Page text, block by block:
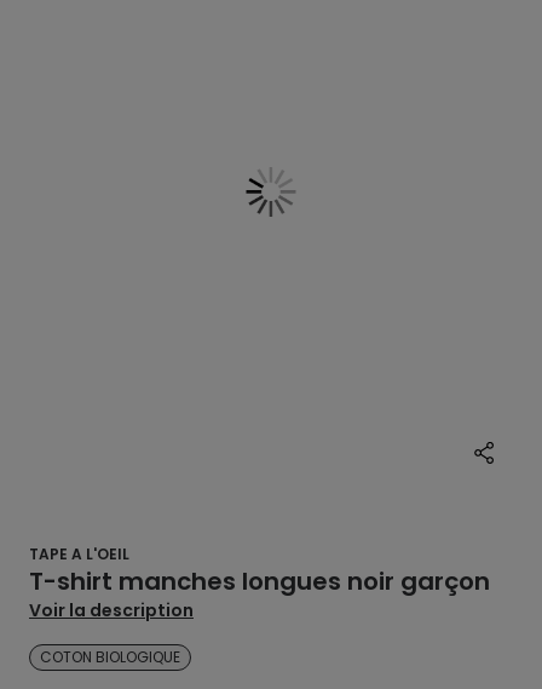
TAPE A L'OEIL
T-shirt manches longues noir garçon
Voir la description
COTON BIOLOGIQUE